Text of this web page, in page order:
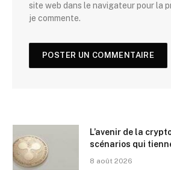
site web dans le navigateur pour la
je commente.
L’avenir de la
scénarios qui
8 août 2026